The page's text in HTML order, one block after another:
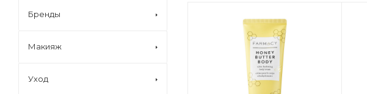
Бренды
Макияж
Уход